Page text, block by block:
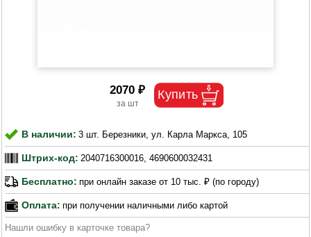
2070 ₽
В наличии: 3 шт. Березники, ул. Карла Маркса, 105
Штрих-код: 2040716300016, 4690600032431
Бесплатно: при онлайн заказе от 10 тыс. ₽ (по городу)
Оплата: при получении наличными либо картой
Нашли ошибку в карточке товара?